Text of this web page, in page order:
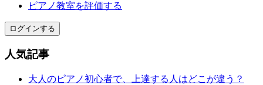
ピアノ教室を評価する
ログインする
人気記事
大人のピアノ初心者で、上達する人はどこが違う？